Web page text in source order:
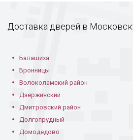
Доставка дверей в
Балашиха
Бронницы
Волоколамский район
Дзержинский
Дмитровский район
Долгопрудный
Домодедово